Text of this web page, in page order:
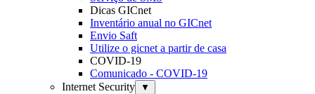
Dicas GICnet
Inventário anual no GICnet
Envio Saft
Utilize o gicnet a partir de casa
COVID-19
Comunicado - COVID-19
Internet Security
▼